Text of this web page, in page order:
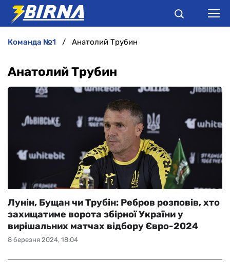
БУКМЕКЕРИ
команда №1 Анатолий Трубин
Анатолий Трубин
8 березня 2024, 18:04
Лунін, Бущан чи Трубін: Ребров розповів, хто
захищатиме ворота збірної України у
вирішальних матчах відбору Євро-2024